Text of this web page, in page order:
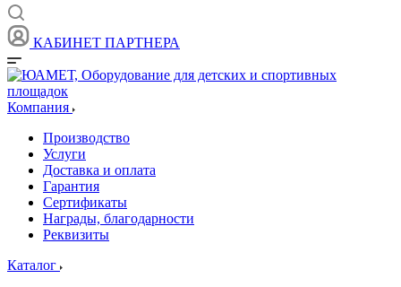
КАБИНЕТ ПАРТНЕРА
Компания
Производство
Услуги
Доставка и оплата
Гарантия
Сертификаты
Награды, благодарности
Реквизиты
Каталог